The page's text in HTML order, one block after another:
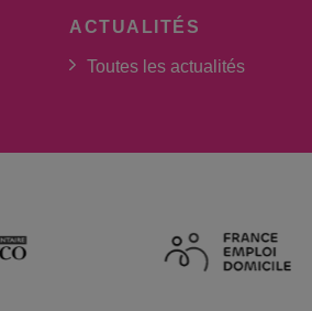
ACTUALITÉS
Toutes les actualités